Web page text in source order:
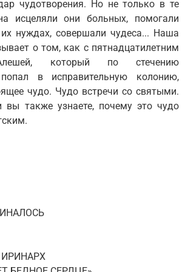
чудотворения. Но не только в те
исцеляли они больных, помогали
нуждах, совершали чудеса... Наша
о том, как с пятнадцатилетним
который по стечению
попал в исправительную колонию,
чудо. Чудо встречи со святыми.
вы также узнаете, почему это чудо